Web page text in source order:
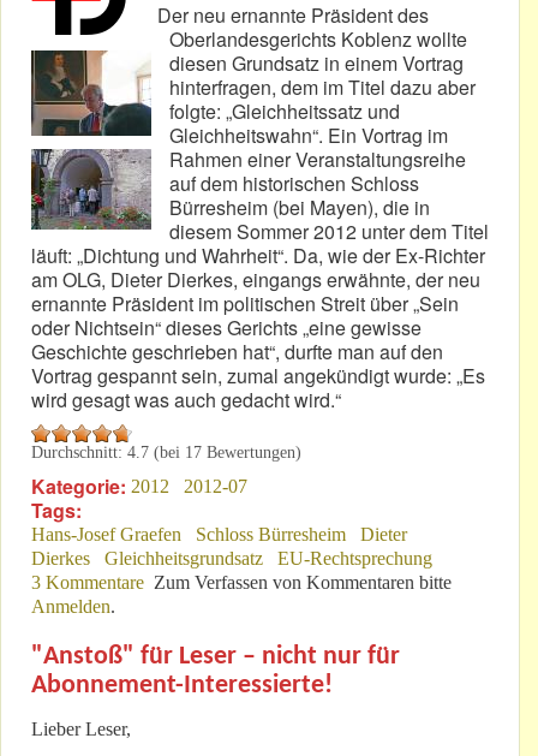
Der neu ernannte Präsident des
Oberlandesgerichts Koblenz wollte
diesen Grundsatz in einem Vortrag
hinterfragen, dem im Titel dazu aber
folgte: „Gleichheitssatz und
Gleichheitswahn“. Ein Vortrag im
Rahmen einer Veranstaltungsreihe
auf dem historischen Schloss
Bürresheim (bei Mayen), die in
diesem Sommer 2012 unter dem Titel
läuft: „Dichtung und Wahrheit“. Da, wie der Ex-Richter
am OLG, Dieter Dierkes, eingangs erwähnte, der neu
ernannte Präsident im politischen Streit über „Sein
oder Nichtsein“ dieses Gerichts „eine gewisse
Geschichte geschrieben hat“, durfte man auf den
Vortrag gespannt sein, zumal angekündigt wurde: „Es
wird gesagt was auch gedacht wird.“
Durchschnitt: 4.7 (bei 17 Bewertungen)
Kategorie: 2012 2012-07
Tags:
Hans-Josef Graefen Schloss Bürresheim
Dieter
Dierkes
Gleichheitsgrundsatz
EU-Rechtsprechung
3 Kommentare Zum Verfassen von Kommentaren bitte
Anmelden.
"Anstoß" für Leser – nicht nur für
Abonnement-Interessierte!
Lieber Leser,